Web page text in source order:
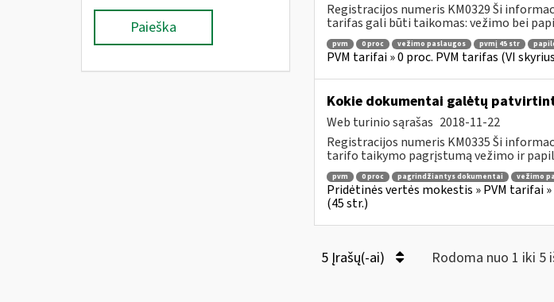
Paieška
Registracijos numeris KM0329 Ši
tarifas gali būti taikomas: vežimo bei
pvm 0 proc vežimo paslaugos pvmį 45 str
PVM tarifai » 0 proc. PVM tarifas (VI
Kokie dokumentai galėtų
Web turinio sąrašas 2018-11-22
Registracijos numeris KM0335 Ši
tarifo taikymo pagrįstumą vežimo ir
pvm 0 proc pagrindžiantys dokumentai vežimo
Pridėtinės vertės mokestis » PVM tarifai
(45 str.)
5 Įrašų(-ai) Rodoma nuo 1 iki 5